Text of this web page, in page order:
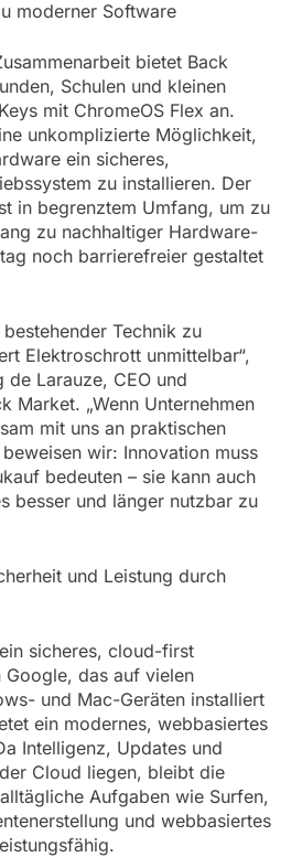
moderner Software
bietet Back
Schulen und kleinen
mit ChromeOS Flex an.
unkomplizierte Möglichkeit,
ein sicheres,
zu installieren. Der
in begrenztem Umfang, um zu
zu nachhaltiger Hardware-
noch barrierefreier gestaltet
Technik zu
Elektroschrott unmittelbar“,
Larauze, CEO und
Market. „Wenn Unternehmen
mit uns an praktischen
wir: Innovation muss
bedeuten – sie kann auch
besser und länger nutzbar zu
und Leistung durch
sicheres, cloud-first
Google, das auf vielen
und Mac-Geräten installiert
ein modernes, webbasiertes
Intelligenz, Updates und
Cloud liegen, bleibt die
Aufgaben wie Surfen,
und webbasiertes